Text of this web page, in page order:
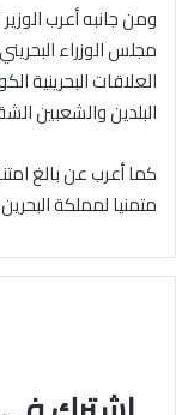
ومن جانبه أعرب
مجلس الوزراء
العلاقات البحرينية
البلدين والشعبين
كما أعرب عن بالغ
متمنيا لمملكة